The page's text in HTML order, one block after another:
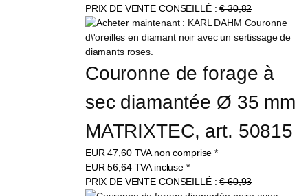
PRIX DE VENTE CONSEILLÉ :€ 30,82
Couronne de forage à
sec diamantée Ø 35 mm
MATRIXTEC, art. 50815
EUR47,60 TVA non comprise *
EUR56,64 TVA incluse *
PRIX DE VENTE CONSEILLÉ :€ 60,93